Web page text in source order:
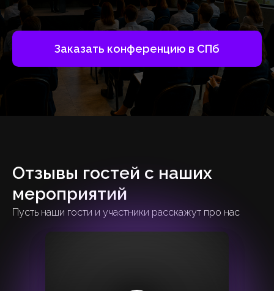
Заказать конференцию в СПб
Отзывы гостей с наших
мероприятий
Пусть наши гости и участники расскажут про нас